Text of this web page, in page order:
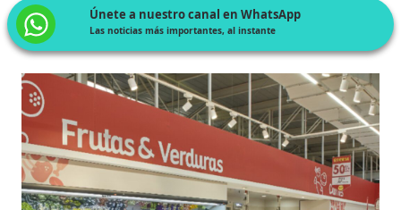
Únete a nuestro canal en WhatsApp
Las noticias más importantes, al instante